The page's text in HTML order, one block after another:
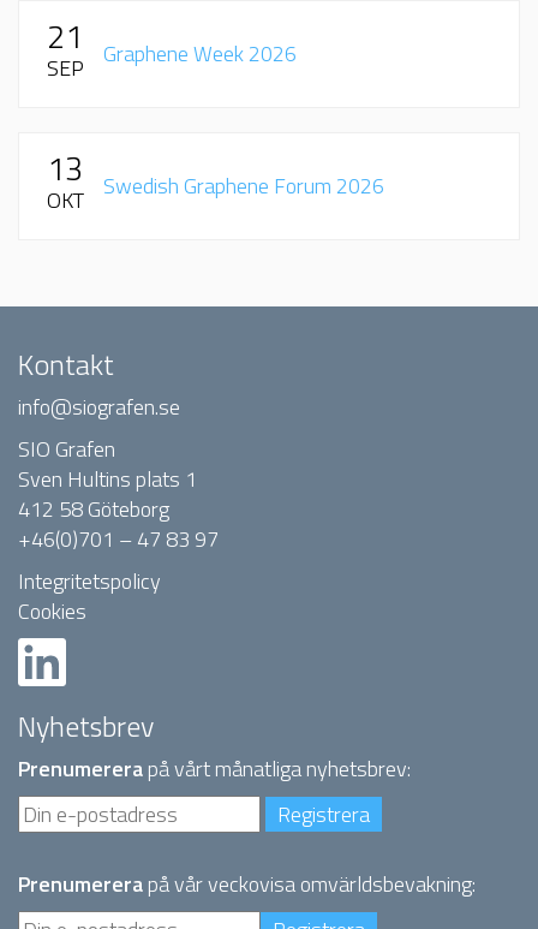
21
SEP Graphene Week 2026
13
OKT Swedish Graphene Forum 2026
Kontakt
info@siografen.se
SIO Grafen
Sven Hultins plats 1
412 58 Göteborg
+46(0)701 – 47 83 97
Integritetspolicy
Cookies
Nyhetsbrev
Prenumererapå vårt månatliga nyhetsbrev:
Prenumererapå vår veckovisa omvärldsbevakning: